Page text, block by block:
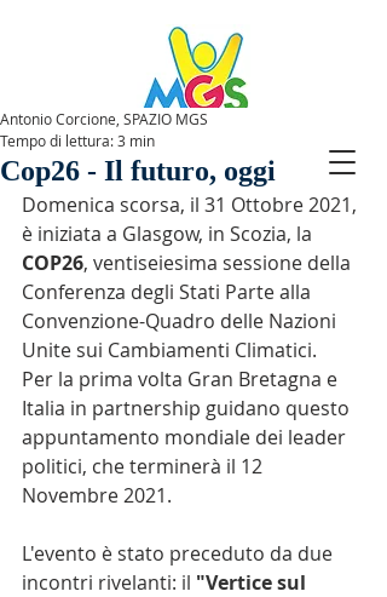
SPAZIOMGS
Cop26 - Il futuro, oggi
Antonio Corcione, SPAZIO MGS
Tempo di lettura: 3 min
Domenica scorsa, il 31 Ottobre 2021,
è iniziata a Glasgow, in Scozia, la
COP26, ventiseiesima sessione della
Conferenza degli Stati Parte alla
Convenzione-Quadro delle Nazioni
Unite sui Cambiamenti Climatici.
Per la prima volta Gran Bretagna e
Italia in partnership guidano questo
appuntamento mondiale dei leader
politici, che terminerà il 12
Novembre 2021.
L'evento è stato preceduto da due
incontri rivelanti: il "Vertice sul